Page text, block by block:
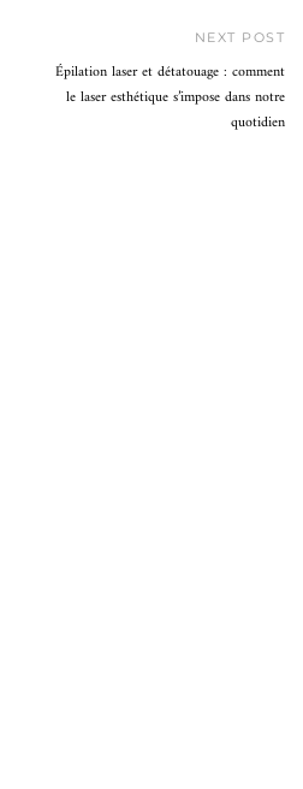
NEXT POST
Épilation laser et détatouage : comment
le laser esthétique s’impose dans notre
quotidien